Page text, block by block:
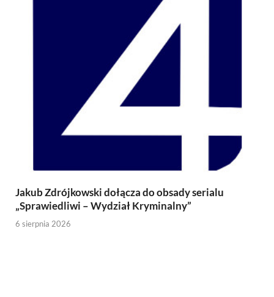
Jakub Zdrójkowski dołącza do obsady serialu
„Sprawiedliwi – Wydział Kryminalny”
6 sierpnia 2026